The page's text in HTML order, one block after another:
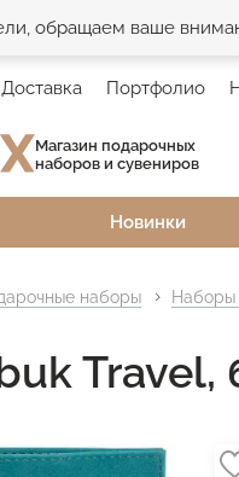
обращаем ваше
Доставка Портфолио
Магазин подарочных
наборов и сувениров
Новинки
наборы Наборы
Travel,